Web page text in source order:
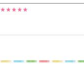
★★★★★